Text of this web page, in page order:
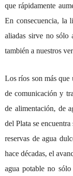
que rápidamente
En consecuencia, la
aliadas sirve no sólo
también a nuestros
Los ríos son más que
de comunicación y
de alimentación, de
del Plata se
reservas de agua
hace décadas, el
agua potable no